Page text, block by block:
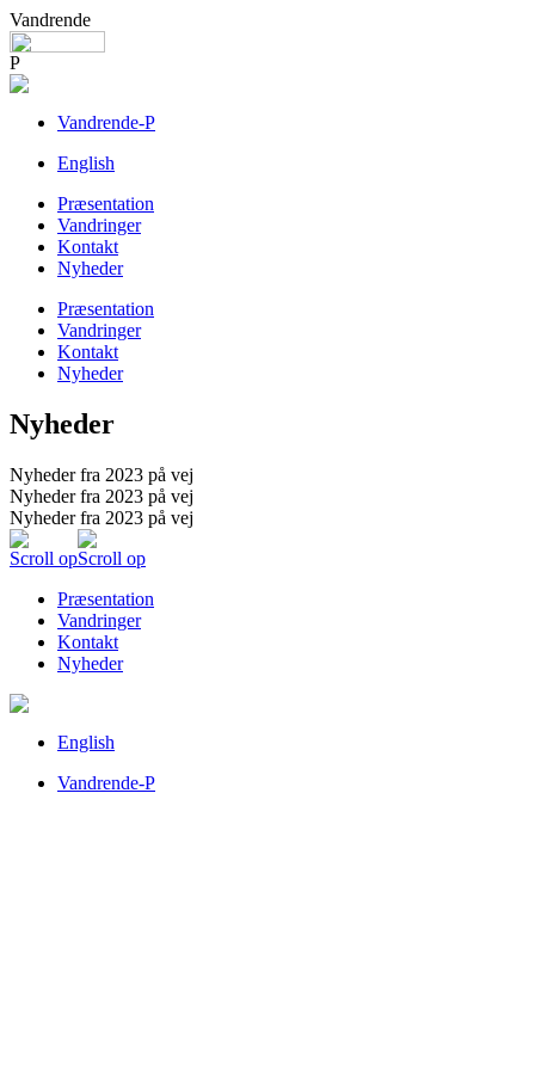
Vandrende
P
Vandrende-P
English
Præsentation
Vandringer
Kontakt
Nyheder
Præsentation
Vandringer
Kontakt
Nyheder
Nyheder
Nyheder fra 2023 på vej
Nyheder fra 2023 på vej
Nyheder fra 2023 på vej
Scroll opScroll op
Præsentation
Vandringer
Kontakt
Nyheder
English
Vandrende-P